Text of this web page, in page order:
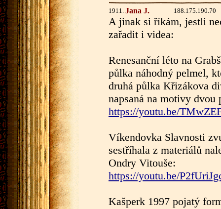
1911. Jana J. 188.175.190.70
A jinak si říkám, jestli
zařadit i videa:
Renesanční léto na
půlka náhodný pelmel,
druhá půlka Křizákova
napsaná na motivy
https://youtu.be/
Víkendovka Slavnosti
sestříhala z materiálů
Ondry Vitouše:
https://youtu.be/
Kašperk 1997 pojatý